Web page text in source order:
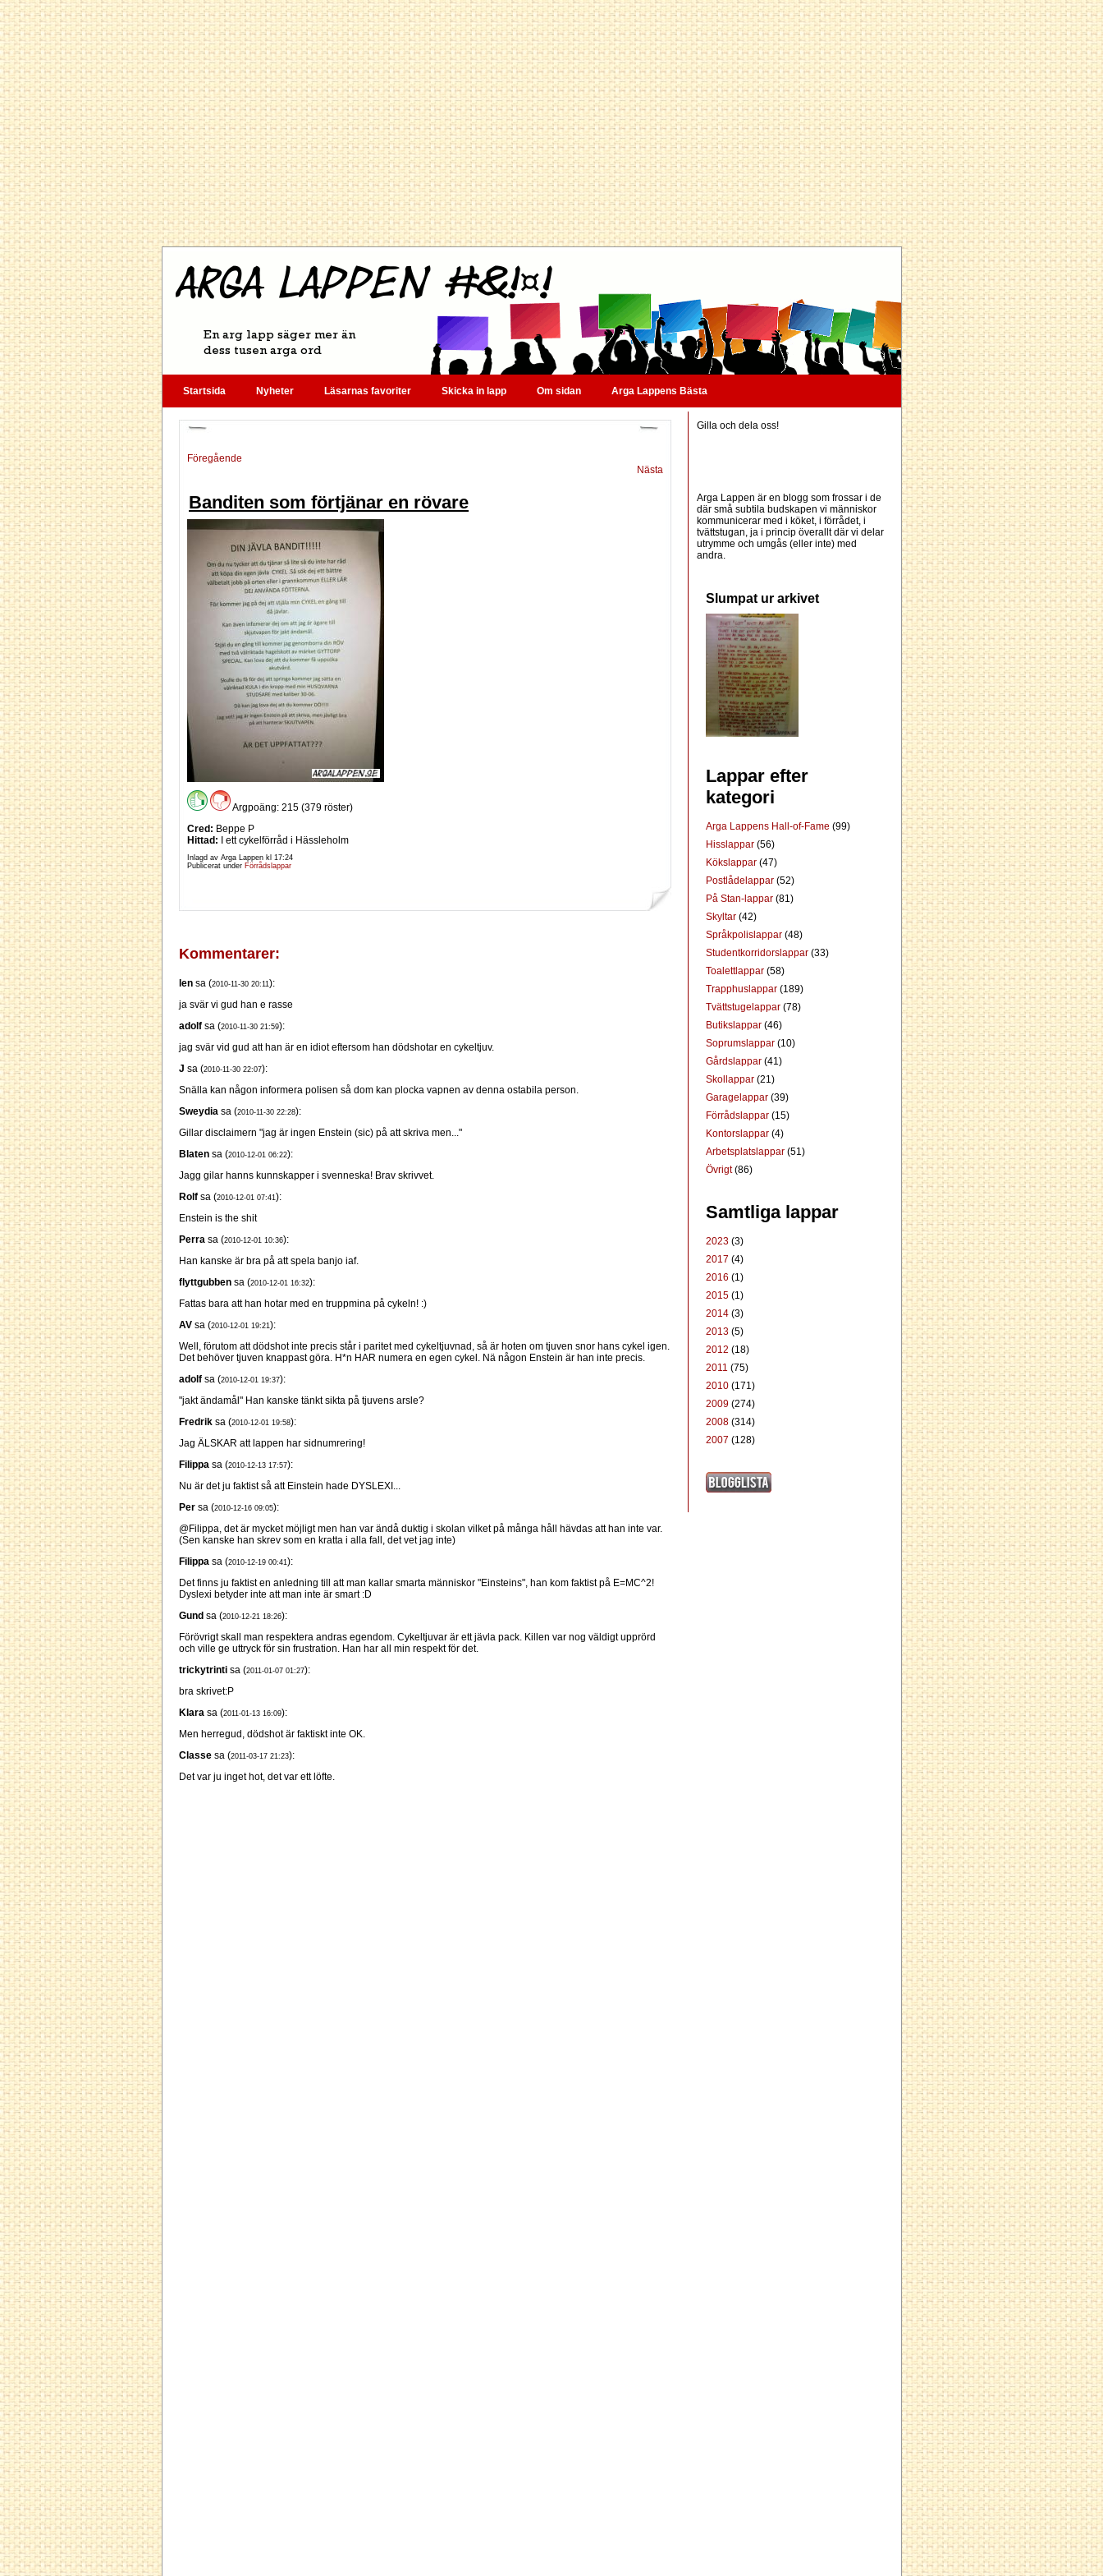
Startsida Nyheter Läsarnas favoriter Skicka in lapp Om sidan Arga Lappens Bästa
Föregående
Nästa
Banditen som förtjänar en rövare
Argpoäng: 215 (379 röster)
Cred: Beppe P
Hittad: I ett cykelförråd i Hässleholm
Inlagd av Arga Lappen kl 17:24
Publicerat under Förrådslappar
Kommentarer:
len sa (2010-11-30 20:11):
ja svär vi gud han e rasse
adolf sa (2010-11-30 21:59):
jag svär vid gud att han är en idiot eftersom han dödshotar en cykeltjuv.
J sa (2010-11-30 22:07):
Snälla kan någon informera polisen så dom kan plocka vapnen av denna ostabila person.
Sweydia sa (2010-11-30 22:28):
Gillar disclaimern "jag är ingen Enstein (sic) på att skriva men..."
Blaten sa (2010-12-01 06:22):
Jagg gilar hanns kunnskapper i svenneska! Brav skrivvet.
Rolf sa (2010-12-01 07:41):
Enstein is the shit
Perra sa (2010-12-01 10:36):
Han kanske är bra på att spela banjo iaf.
flyttgubben sa (2010-12-01 16:32):
Fattas bara att han hotar med en truppmina på cykeln! :)
AV sa (2010-12-01 19:21):
Well, förutom att dödshot inte precis står i paritet med cykeltjuvnad, så är hoten om tjuven snor hans cykel igen.
Det behöver tjuven knappast göra. H*n HAR numera en egen cykel. Nä någon Enstein är han inte precis.
adolf sa (2010-12-01 19:37):
"jakt ändamål" Han kanske tänkt sikta på tjuvens arsle?
Fredrik sa (2010-12-01 19:58):
Jag ÄLSKAR att lappen har sidnumrering!
Filippa sa (2010-12-13 17:57):
Nu är det ju faktist så att Einstein hade DYSLEXI...
Per sa (2010-12-16 09:05):
@Filippa, det är mycket möjligt men han var ändå duktig i skolan vilket på många håll hävdas att han inte var.
(Sen kanske han skrev som en kratta i alla fall, det vet jag inte)
Filippa sa (2010-12-19 00:41):
Det finns ju faktist en anledning till att man kallar smarta människor "Einsteins", han kom faktist på E=MC^2!
Dyslexi betyder inte att man inte är smart :D
Gund sa (2010-12-21 18:26):
Förövrigt skall man respektera andras egendom. Cykeltjuvar är ett jävla pack. Killen var nog väldigt upprörd
och ville ge uttryck för sin frustration. Han har all min respekt för det.
trickytrinti sa (2011-01-07 01:27):
bra skrivet:P
Klara sa (2011-01-13 16:09):
Men herregud, dödshot är faktiskt inte OK.
Classe sa (2011-03-17 21:23):
Det var ju inget hot, det var ett löfte.
Gilla och dela oss!
Arga Lappen är en blogg som frossar i de
där små subtila budskapen vi människor
kommunicerar med i köket, i förrådet, i
tvättstugan, ja i princip överallt där vi delar
utrymme och umgås (eller inte) med
andra.
Slumpat ur arkivet
Lappar efter
kategori
Arga Lappens Hall-of-Fame (99)
Hisslappar (56)
Kökslappar (47)
Postlådelappar (52)
På Stan-lappar (81)
Skyltar (42)
Språkpolislappar (48)
Studentkorridorslappar (33)
Toalettlappar (58)
Trapphuslappar (189)
Tvättstugelappar (78)
Butikslappar (46)
Soprumslappar (10)
Gårdslappar (41)
Skollappar (21)
Garagelappar (39)
Förrådslappar (15)
Kontorslappar (4)
Arbetsplatslappar (51)
Övrigt(86)
Samtliga lappar
2023 (3)
2017 (4)
2016 (1)
2015 (1)
2014 (3)
2013 (5)
2012 (18)
2011 (75)
2010 (171)
2009 (274)
2008 (314)
2007 (128)